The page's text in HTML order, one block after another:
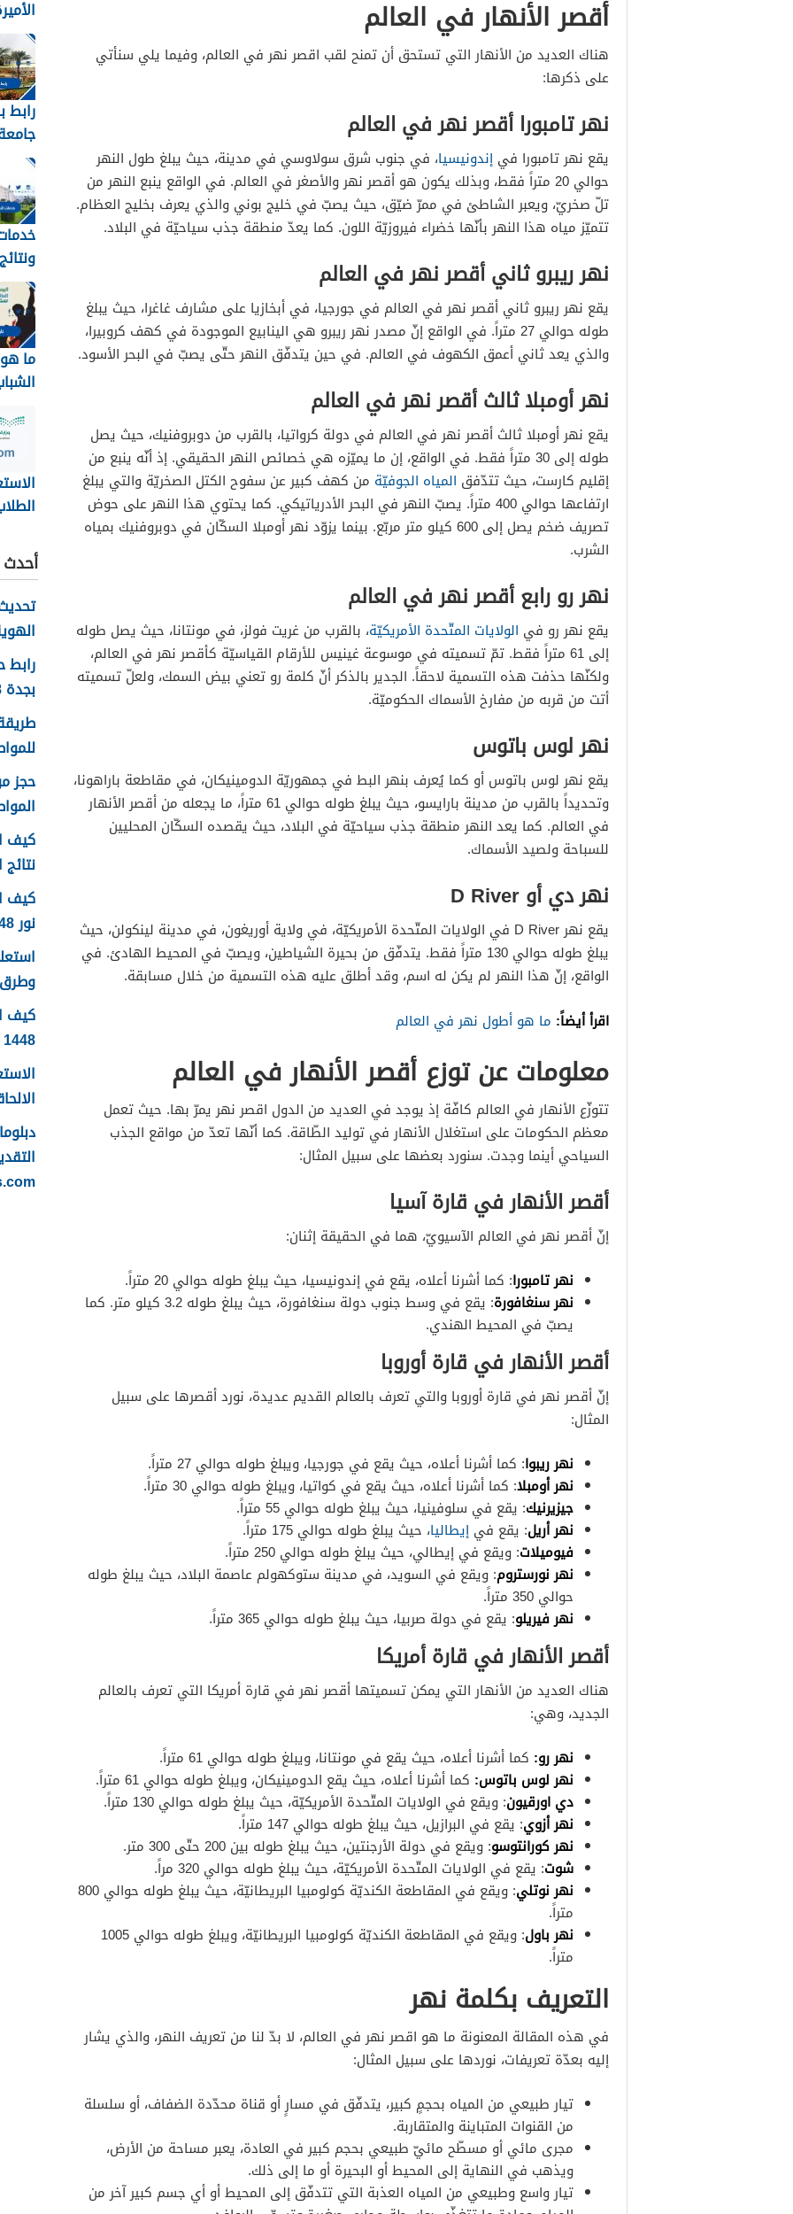
أقصر الأنهار في العالم
هناك العديد من الأنهار التي تستحق أن تمنح لقب اقصر نهر في العالم، وفيما يلي سنأتي
على ذكرها:
نهر تامبورا أقصر نهر في العالم
يقع نهر تامبورا في إندونيسيا، في جنوب شرق سولاوسي في مدينة، حيث يبلغ طول النهر
حوالي 20 متراً فقط، وبذلك يكون هو أقصر نهر والأصغر في العالم. في الواقع ينبع النهر من
تلّ صخريّ، ويعبر الشاطئ في ممرّ ضيّق، حيث يصبّ في خليج بوني والذي يعرف بخليج العظام.
تتميّز مياه هذا النهر بأنّها خضراء فيروزيّة اللون. كما يعدّ منطقة جذب سياحيّة في البلاد.
نهر ريبرو ثاني أقصر نهر في العالم
يقع نهر ريبرو ثاني أقصر نهر في العالم في جورجيا، في أبخازيا على مشارف غاغرا، حيث يبلغ
طوله حوالي 27 متراً. في الواقع إنّ مصدر نهر ريبرو هي الينابيع الموجودة في كهف كروبيرا،
والذي يعد ثاني أعمق الكهوف في العالم. في حين يتدفّق النهر حتّى يصبّ في البحر الأسود.
نهر أومبلا ثالث أقصر نهر في العالم
يقع نهر أومبلا ثالث أقصر نهر في العالم في دولة كرواتيا، بالقرب من دوبروفنيك، حيث يصل
طوله إلى 30 متراً فقط. في الواقع، إن ما يميّزه هي خصائص النهر الحقيقي. إذ أنّه ينبع من
إقليم كارست، حيث تتدّفق المياه الجوفيّة من كهف كبير عن سفوح الكتل الصخريّة والتي يبلغ
ارتفاعها حوالي 400 متراً. يصبّ النهر في البحر الأدرياتيكي. كما يحتوي هذا النهر على حوض
تصريف ضخم يصل إلى 600 كيلو متر مربّع. بينما يزوّد نهر أومبلا السكّان في دوبروفنيك بمياه
الشرب.
نهر رو رابع أقصر نهر في العالم
يقع نهر رو في الولايات المتّحدة الأمريكيّة، بالقرب من غريت فولز، في مونتانا، حيث يصل طوله
إلى 61 متراً فقط. تمّ تسميته في موسوعة غينيس للأرقام القياسيّة كأقصر نهر في العالم،
ولكنّها حذفت هذه التسمية لاحقاً. الجدير بالذكر أنّ كلمة رو تعني بيض السمك، ولعلّ تسميته
أتت من قربه من مفارخ الأسماك الحكوميّة.
نهر لوس باتوس
يقع نهر لوس باتوس أو كما يُعرف بنهر البط في جمهوريّة الدومينيكان، في مقاطعة باراهونا،
وتحديداً بالقرب من مدينة بارايسو، حيث يبلغ طوله حوالي 61 متراً، ما يجعله من أقصر الأنهار
في العالم. كما يعد النهر منطقة جذب سياحيّة في البلاد، حيث يقصده السكّان المحليين
للسباحة ولصيد الأسماك.
نهر دي أو D River
يقع نهر D River في الولايات المتّحدة الأمريكيّة، في ولاية أوريغون، في مدينة لينكولن، حيث
يبلغ طوله حوالي 130 متراً فقط. يتدفّق من بحيرة الشياطين، ويصبّ في المحيط الهادئ. في
الواقع، إنّ هذا النهر لم يكن له اسم، وقد أطلق عليه هذه التسمية من خلال مسابقة.
اقرأ أيضاً: ما هو أطول نهر في العالم
معلومات عن توزع أقصر الأنهار في العالم
تتوزّع الأنهار في العالم كافّة إذ يوجد في العديد من الدول اقصر نهر يمرّ بها. حيث تعمل
معظم الحكومات على استغلال الأنهار في توليد الطّاقة. كما أنّها تعدّ من مواقع الجذب
السياحي أينما وجدت. سنورد بعضها على سبيل المثال:
أقصر الأنهار في قارة آسيا
إنّ أقصر نهر في العالم الآسيويّ، هما في الحقيقة إثنان:
نهر تامبورا: كما أشرنا أعلاه، يقع في إندونيسيا، حيث يبلغ طوله حوالي 20 متراً.
نهر سنغافورة
: يقع في وسط جنوب دولة سنغافورة، حيث يبلغ طوله 3.2 كيلو متر. كما
يصبّ في المحيط الهندي.
أقصر الأنهار في قارة أوروبا
إنّ أقصر نهر في قارة أوروبا والتي تعرف بالعالم القديم عديدة، نورد أقصرها على سبيل
المثال:
نهر ريبوا: كما أشرنا أعلاه، حيث يقع في جورجيا، ويبلغ طوله حوالي 27 متراً.
نهر أومبلا: كما أشرنا أعلاه، حيث يقع في كواتيا، ويبلغ طوله حوالي 30 متراً.
جيزيرنيك: يقع في سلوفينيا، حيث يبلغ طوله حوالي 55 متراً.
نهر أريل: يقع في إيطاليا، حيث يبلغ طوله حوالي 175 متراً.
فيوميلات: ويقع في إيطالي، حيث يبلغ طوله حوالي 250 متراً.
نهر نورستروم: ويقع في السويد، في مدينة ستوكهولم عاصمة البلاد، حيث يبلغ طوله
حوالي 350 متراً.
نهر فيريلو: يقع في دولة صربيا، حيث يبلغ طوله حوالي 365 متراً.
أقصر الأنهار في قارة أمريكا
هناك العديد من الأنهار التي يمكن تسميتها أقصر نهر في قارة أمريكا التي تعرف بالعالم
الجديد، وهي:
نهر رو: كما أشرنا أعلاه، حيث يقع في مونتانا، ويبلغ طوله حوالي 61 متراً.
نهر لوس باتوس: كما أشرنا أعلاه، حيث يقع الدومينيكان، ويبلغ طوله حوالي 61 متراً.
دي اورقيون: ويقع في الولايات المتّحدة الأمريكيّة، حيث يبلغ طوله حوالي 130 متراً.
نهر أزوي: يقع في البرازيل، حيث يبلغ طوله حوالي 147 متراً.
نهر كورانتوسو: ويقع في دولة الأرجنتين، حيث يبلغ طوله بين 200 حتّى 300 متر.
شوت: يقع في الولايات المتّحدة الأمريكيّة، حيث يبلغ طوله حوالي 320 مراً.
نهر نوتلي
: ويقع في المقاطعة الكنديّة كولومبيا البريطانيّة، حيث يبلغ طوله حوالي 800
متراً.
نهر باول
: ويقع في المقاطعة الكنديّة كولومبيا البريطانيّة، ويبلغ طوله حوالي 1005
متراً.
التعريف بكلمة نهر
في هذه المقالة المعنونة ما هو اقصر نهر في العالم، لا بدّ لنا من تعريف النهر، والذي يشار
إليه بعدّة تعريفات، نوردها على سبيل المثال:
تيار طبيعي من المياه بحجمٍ كبير، يتدفّق في مسارٍ أو قناة محدّدة الضفاف، أو سلسلة
من القنوات المتباينة والمتقاربة.
مجرى مائي أو مسطّح مائيّ طبيعي بحجم كبير في العادة، يعبر مساحة من الأرض،
ويذهب في النهاية إلى المحيط أو البحيرة أو ما إلى ذلك.
تيار واسع وطبيعي من المياه العذبة التي تتدفّق إلى المحيط أو أي جسم كبير آخر من
رابط
kau
1448
ما
نظام
أحدث
الهوية 1448
بجدة 1448
كيف
نتائج
كيف
نور 1448
كيف
1448